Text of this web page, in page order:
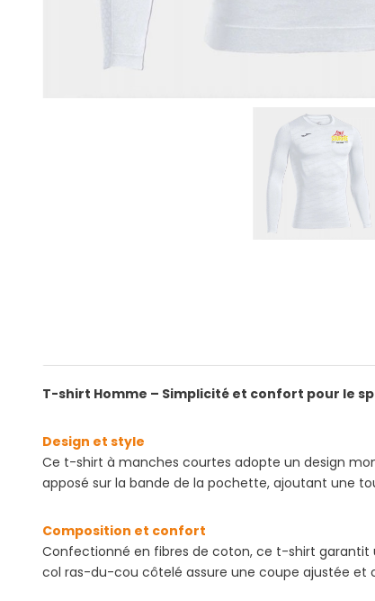
T-shirt Homme – Simplicité et confort pour le
Design et style
Ce t-shirt à manches courtes adopte un design
apposé sur la bande de la pochette, ajoutant une
Composition et confort
Confectionné en fibres de coton, ce t-shirt garantit
col ras-du-cou côtelé assure une coupe ajustée et